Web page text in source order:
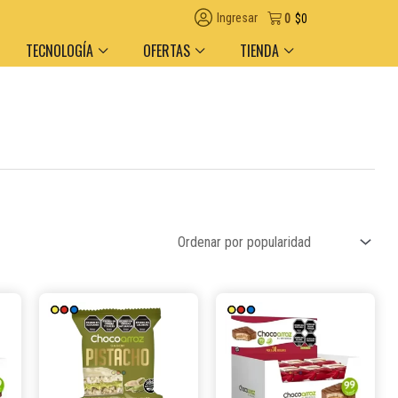
el día en AMBA Descuento por volumen y medio de pago
$0
0
Ingresar
TECNOLOGÍA OFERTAS TIENDA